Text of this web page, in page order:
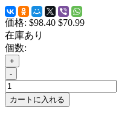
価格: $98.40 $70.99
在庫あり
個数:
+
-
カートに入れる